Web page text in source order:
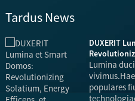
Tardus News
DUXERIT
Lumina
populares